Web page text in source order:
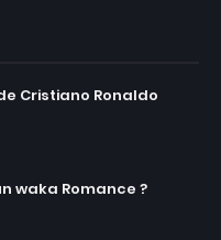
Cristiano Ronaldo
waka Romance ?